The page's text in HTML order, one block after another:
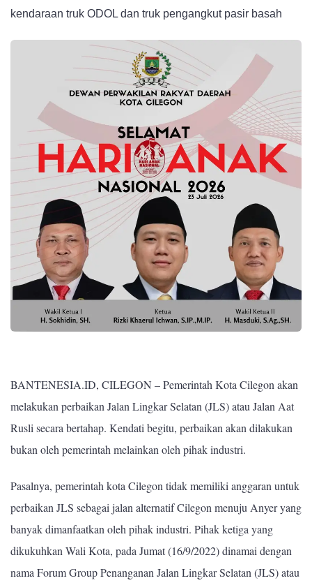
kendaraan truk ODOL dan truk pengangkut pasir basah
BANTENESIA.ID, CILEGON – Pemerintah Kota Cilegon akan
melakukan perbaikan Jalan Lingkar Selatan (JLS) atau Jalan Aat
Rusli secara bertahap. Kendati begitu, perbaikan akan dilakukan
bukan oleh pemerintah melainkan oleh pihak industri.
Pasalnya, pemerintah kota Cilegon tidak memiliki anggaran untuk
perbaikan JLS sebagai jalan alternatif Cilegon menuju Anyer yang
banyak dimanfaatkan oleh pihak industri. Pihak ketiga yang
dikukuhkan Wali Kota, pada Jumat (16/9/2022) dinamai dengan
nama Forum Group Penanganan Jalan Lingkar Selatan (JLS) atau